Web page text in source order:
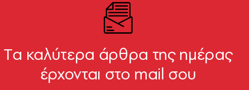
Tα καλύτερα άρθρα της ημέρας
έρχονται στο mail σου